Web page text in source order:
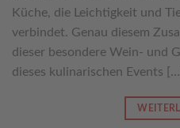
Küche, die Leichtigkeit und
verbindet. Genau diesem
dieser besondere Wein- und
dieses kulinarischen Events […]